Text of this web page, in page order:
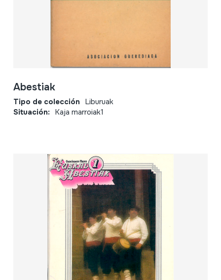
Abestiak
Tipo de colección Liburuak
Situación: Kaja marroiak1